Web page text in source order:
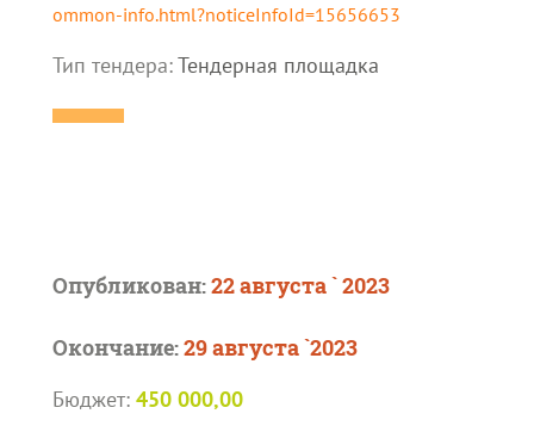
ommon-info.html?noticeInfoId=15656653
Тип тендера:Тендерная площадка
Опубликован:22 августа ` 2023
Окончание:29 августа `2023
Бюджет: 450 000,00